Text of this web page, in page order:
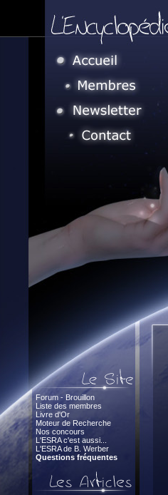
Forum - Brouillon
Liste des membres
Livre d'Or
Moteur de Recherche
Nos concours
L'ESRA c'est aussi...
L'ESRA de B. Werber
Questions fréquentes